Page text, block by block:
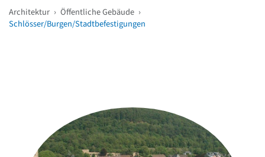
Architektur › Öffentliche Gebäude ›
Schlösser/Burgen/Stadtbefestigungen